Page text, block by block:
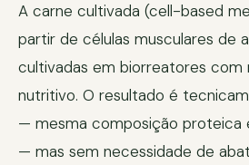
A carne cultivada (cell-based
partir de células musculares de
cultivadas em biorreatores com
nutritivo. O resultado é
— mesma composição proteica
— mas sem necessidade de